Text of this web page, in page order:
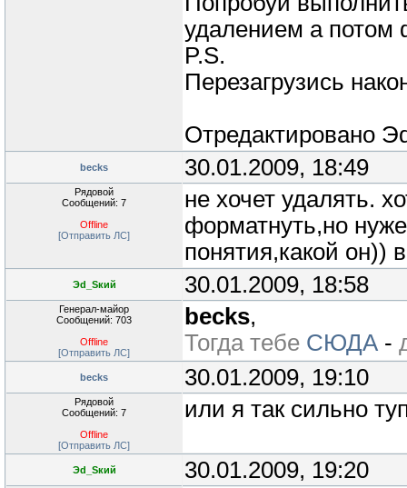
удалением а потом
P.S.
Перезагрузись
Отредактировано
becks 30.01.2009, 18:49
Рядовой
Сообщений: 7
Offline
[Отправить ЛС]
не хочет удалять.
форматнуть,но
понятия,какой он))
Эd_Sкий 30.01.2009, 18:58
Генерал-майор
Сообщений: 703
Offline
[Отправить ЛС]
becks,
Тогда тебе СЮДА -
becks 30.01.2009, 19:10
Рядовой
Сообщений: 7
Offline
[Отправить ЛС]
или я так сильно
Эd_Sкий 30.01.2009, 19:20